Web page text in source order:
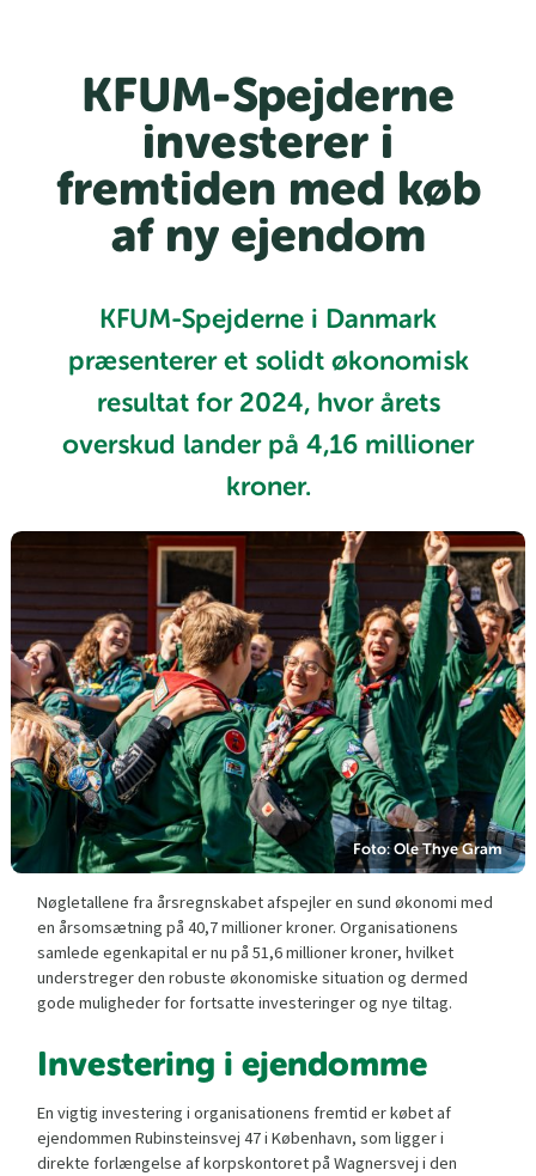
KFUM-Spejderne
investerer i
fremtiden med køb
af ny ejendom
KFUM-Spejderne i Danmark
præsenterer et solidt økonomisk
resultat for 2024, hvor årets
overskud lander på 4,16 millioner
kroner.
Foto: Ole Thye Gram
Nøgletallene fra årsregnskabet afspejler en sund økonomi med
en årsomsætning på 40,7 millioner kroner. Organisationens
samlede egenkapital er nu på 51,6 millioner kroner, hvilket
understreger den robuste økonomiske situation og dermed
gode muligheder for fortsatte investeringer og nye tiltag.
Investering i ejendomme
En vigtig investering i organisationens fremtid er købet af
ejendommen Rubinsteinsvej 47 i København, som ligger i
direkte forlængelse af korpskontoret på Wagnersvej i den